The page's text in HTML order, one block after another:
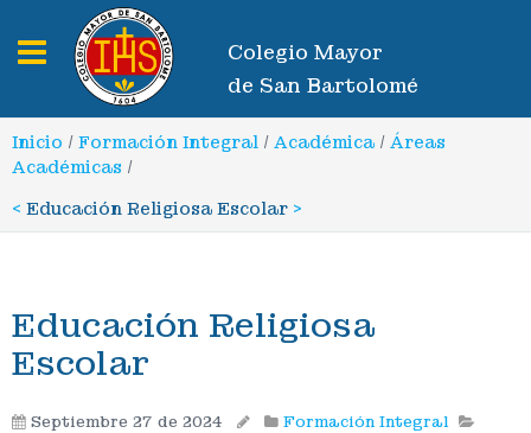
Toggle navigation
Colegio Mayor
de San Bartolomé
Inicio / Formación Integral / Académica / Áreas
Académicas /
< Educación Religiosa Escolar >
Educación Religiosa
Escolar
Septiembre 27 de 2024
Formación Integral